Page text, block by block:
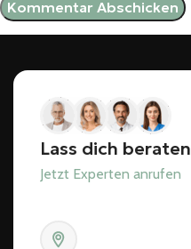
Lass dich beraten
Jetzt Experten anrufen